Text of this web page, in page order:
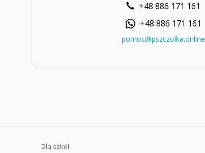
+48 886 171 161
+48 886 171 161
pomoc@pszczolka.online
Dla szkół